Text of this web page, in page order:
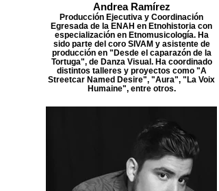
Andrea Ramírez
Producción Ejecutiva y Coordinación
Egresada de la ENAH en Etnohistoria con
especialización en Etnomusicología. Ha
sido parte del coro SIVAM y asistente de
producción en "Desde el caparazón de la
Tortuga", de Danza Visual. Ha coordinado
distintos talleres y proyectos como "A
Streetcar Named Desire", "Aura", "La Voix
Humaine", entre otros.